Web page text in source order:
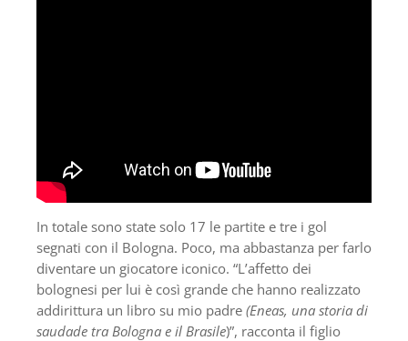
In totale sono state solo 17 le partite e tre i gol
segnati con il Bologna. Poco, ma abbastanza per farlo
diventare un giocatore iconico. “L’affetto dei
bolognesi per lui è così grande che hanno realizzato
addirittura un libro su mio padre (Eneas, una storia di
saudade tra Bologna e il Brasile)”, racconta il figlio